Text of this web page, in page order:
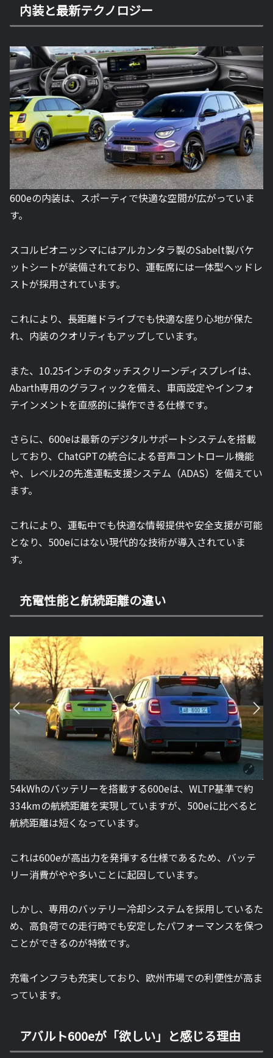
内装と最新テクノロジー
600eの内装は、スポーティで快適な空間が広がっていま
す。
スコルピオニッシマにはアルカンタラ製のSabelt製バケ
ットシートが装備されており、運転席には一体型ヘッドレ
ストが採用されています。
これにより、長距離ドライブでも快適な座り心地が保た
れ、内装のクオリティもアップしています。
また、10.25インチのタッチスクリーンディスプレイは、
Abarth専用のグラフィックを備え、車両設定やインフォ
テインメントを直感的に操作できる仕様です。
さらに、600eは最新のデジタルサポートシステムを搭載
しており、ChatGPTの統合による音声コントロール機能
や、レベル2の先進運転支援システム（ADAS）を備えてい
ます。
これにより、運転中でも快適な情報提供や安全支援が可能
となり、500eにはない現代的な技術が導入されていま
す。
充電性能と航続距離の違い
54kWhのバッテリーを搭載する600eは、WLTP基準で約
334kmの航続距離を実現していますが、500eに比べると
航続距離は短くなっています。
これは600eが高出力を発揮する仕様であるため、バッテ
リー消費がやや多いことに起因しています。
しかし、専用のバッテリー冷却システムを採用しているた
め、高負荷での走行時でも安定したパフォーマンスを保つ
ことができるのが特徴です。
充電インフラも充実しており、欧州市場での利便性が高ま
っています。
アバルト600eが「欲しい」と感じる理由